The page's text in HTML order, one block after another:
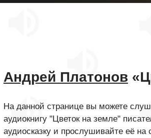
Андрей Платонов
На данной странице вы можете
аудиокнигу "Цветок на земле"
аудиосказку и прослушивайте её на